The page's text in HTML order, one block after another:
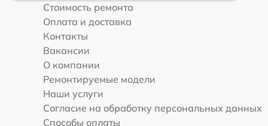
Стоимость ремонта
Оплата и доставка
Контакты
Вакансии
О компании
Ремонтируемые модели
Наши услуги
Согласие на обработку персональных данных
Способы оплаты